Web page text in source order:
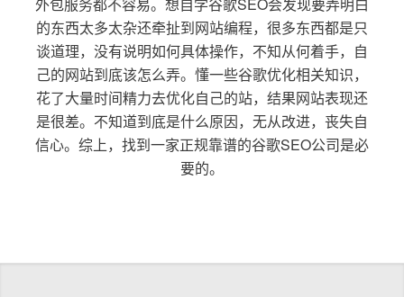
的东西太多太杂还牵扯到网站编程，很多东西都是只
谈道理，没有说明如何具体操作，不知从何着手，自
己的网站到底该怎么弄。懂一些谷歌优化相关知识，
花了大量时间精力去优化自己的站，结果网站表现还
是很差。不知道到底是什么原因，无从改进，丧失自
信心。综上，找到一家正规靠谱的谷歌SEO公司是必
要的。